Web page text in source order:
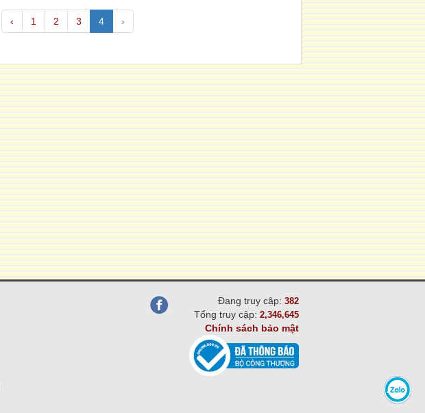
‹ 1 2 3 4 ›
Đang truy cập: 382
Tổng truy cập: 2,346,645
Chính sách bảo mật